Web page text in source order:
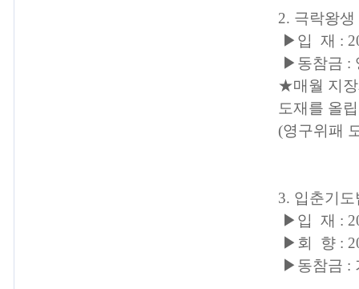
2. 극락왕
▶입 재 :
▶동참금 :
★매월 지장
도재를 올
(영구위패
3. 입춘기도
▶입 재 :
▶회 향 :
▶동참금 :